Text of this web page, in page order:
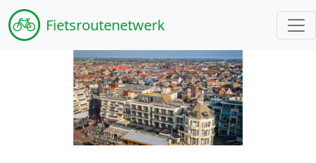
Fietsroutenetwerk